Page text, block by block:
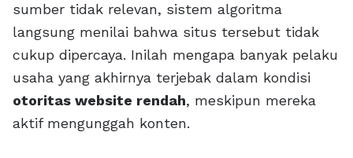
sumber tidak relevan, sistem algoritma
langsung menilai bahwa situs tersebut tidak
cukup dipercaya. Inilah mengapa banyak pelaku
usaha yang akhirnya terjebak dalam kondisi
otoritas website rendah, meskipun mereka
aktif mengunggah konten.